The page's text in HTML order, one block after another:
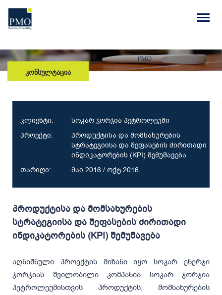
ᲙᲝᲜᲡᲣᲚᲢᲐᲪᲘᲐ
კლიენტი:
სოკარ ჯორჯია პეტროლეუმი
პროექტი:
პროდუქტისა და მომსახურების
სტრატეგიისა და შეფასების ძირითადი
ინდიკატორების (KPI) შემუშავება
თარიღი:
მაი 2016 / ოქტ 2016
პროდუქტისა და მომსახურების
სტრატეგიისა და შეფასების ძირითადი
ინდიკატორების (KPI) შემუშავება
აღნიშნული პროექტის მიზანი იყო სოკარ ენერჯი
ჯორჯიას შვილობილი კომპანია სოკარ ჯორჯია
პეტროლეუმისთვის პროდუქტის, მომსახურების